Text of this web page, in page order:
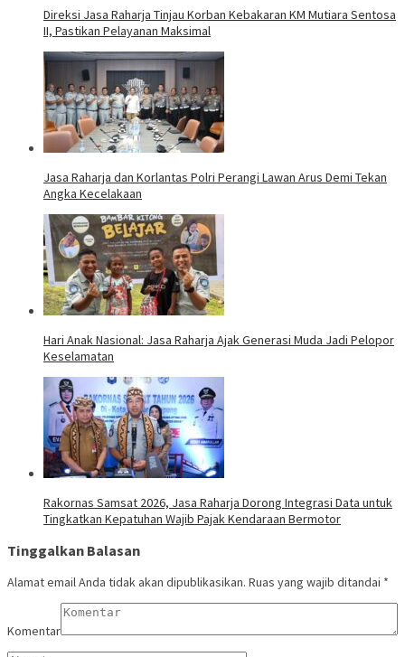
Direksi Jasa Raharja Tinjau Korban Kebakaran KM Mutiara Sentosa
II, Pastikan Pelayanan Maksimal
Jasa Raharja dan Korlantas Polri Perangi Lawan Arus Demi Tekan
Angka Kecelakaan
Hari Anak Nasional: Jasa Raharja Ajak Generasi Muda Jadi Pelopor
Keselamatan
Rakornas Samsat 2026, Jasa Raharja Dorong Integrasi Data untuk
Tingkatkan Kepatuhan Wajib Pajak Kendaraan Bermotor
Tinggalkan Balasan
Alamat email Anda tidak akan dipublikasikan. Ruas yang wajib ditandai *
Komentar